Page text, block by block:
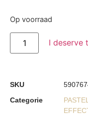
Op voorraad
I deserve
SKU
Categorie